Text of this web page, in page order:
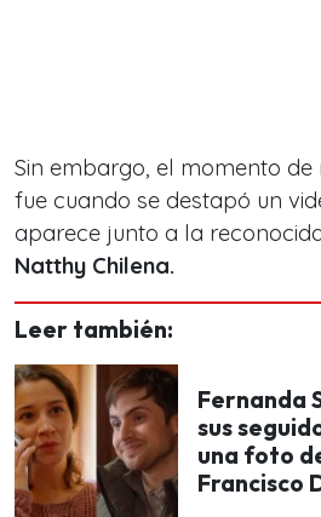
Sin embargo, el momento
fue cuando se destapó un
aparece junto a la
Natthy Chilena.
Leer también:
Fernanda
sus
una foto
Francisco